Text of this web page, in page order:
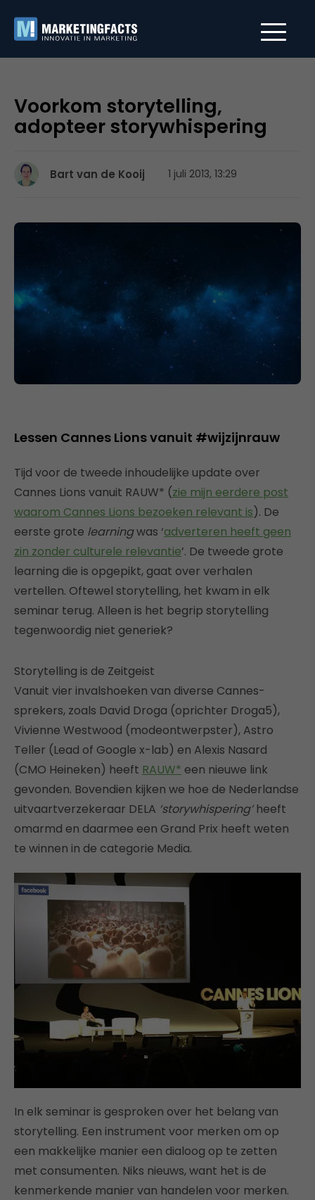
Voorkom storytelling,
adopteer storywhispering
Bart van de Kooij 1 juli 2013, 13:29
Lessen Cannes Lions vanuit #wijzijnrauw
Tijd voor de tweede inhoudelijke update over
Cannes Lions vanuit RAUW* (zie mijn eerdere post
waarom Cannes Lions bezoeken relevant is). De
eerste grote learningwas ‘adverteren heeft geen
zin zonder culturele relevantie’. De tweede grote
learning die is opgepikt, gaat over verhalen
vertellen. Oftewel storytelling, het kwam in elk
seminar terug. Alleen is het begrip storytelling
tegenwoordig niet generiek?
Storytelling is de Zeitgeist
Vanuit vier invalshoeken van diverse Cannes-
sprekers, zoals David Droga (oprichter Droga5),
Vivienne Westwood (modeontwerpster), Astro
Teller (Lead of Google x-lab) en Alexis Nasard
(CMO Heineken) heeft RAUW* een nieuwe link
gevonden. Bovendien kijken we hoe de Nederlandse
uitvaartverzekeraar DELA ‘storywhispering’heeft
omarmd en daarmee een Grand Prix heeft weten
te winnen in de categorie Media.
In elk seminar is gesproken over het belang van
storytelling. Een instrument voor merken om op
een makkelijke manier een dialoog op te zetten
met consumenten. Niks nieuws, want het is de
kenmerkende manier van handelen voor merken.